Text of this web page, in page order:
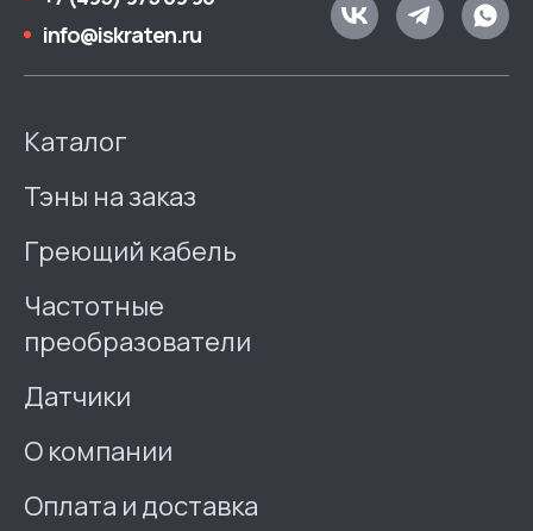
info@iskraten.ru
Каталог
Тэны на заказ
Греющий кабель
Частотные
преобразователи
Датчики
О компании
Оплата и доставка